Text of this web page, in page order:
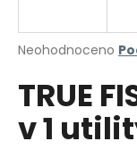
Průměrné
produktu
z
Neohodnoceno
TRUE
v 1
j
t
?